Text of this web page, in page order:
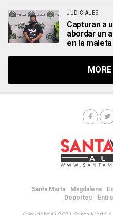
JUDICIALES
Capturan a
abordar un
en la maleta
Santa Marta Magdalena
Deportes